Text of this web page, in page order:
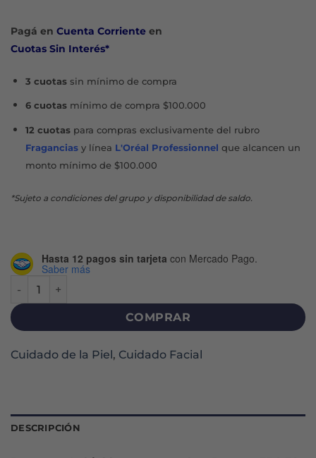
Pagá en Cuenta Corriente en
Cuotas Sin Interés*
3 cuotassin mínimo de compra
6 cuotasmínimo de compra $100.000
12 cuotaspara compras exclusivamente del rubro
Fraganciasy línea L'Oréal Professionnel que alcancen un
monto mínimo de $100.000
*Sujeto a condiciones del grupo y disponibilidad de saldo.
Hasta 12 pagos sin tarjeta con Mercado Pago.
Saber más
COMPRAR
Cuidado de la Piel, Cuidado Facial
DESCRIPCIÓN